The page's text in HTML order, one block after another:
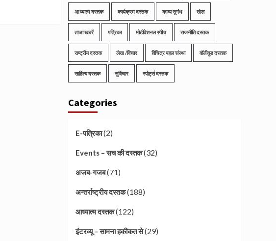
आध्यात्म दस्तक कार्यक्रम दस्तक काव्य सुगंध खेल
ताजा खबरें पत्रिका मोटीवेशनल स्पीच राजनीति दस्तक
राष्ट्रीय दस्तक लेख /विचार विचित्र पहल संस्था वॉलीवुड दस्तक
साहित्य दस्तक सुविचार स्पोर्ट्स दस्तक
Categories
E-पत्रिका(2)
Events – सच की दस्तक(32)
अजब-गजब(71)
अन्तर्राष्ट्रीय दस्तक(188)
आध्यात्म दस्तक(122)
इंटरव्यू – सामना हकीकत से(29)